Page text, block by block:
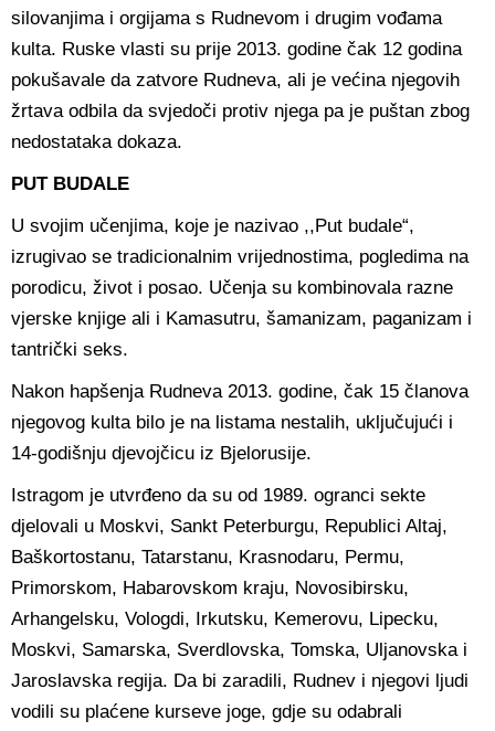
silovanjima i orgijama s Rudnevom i drugim vođama
kulta. Ruske vlasti su prije 2013. godine čak 12 godina
pokušavale da zatvore Rudneva, ali je većina njegovih
žrtava odbila da svjedoči protiv njega pa je puštan zbog
nedostataka dokaza.
PUT BUDALE
U svojim učenjima, koje je nazivao ,,Put budale“,
izrugivao se tradicionalnim vrijednostima, pogledima na
porodicu, život i posao. Učenja su kombinovala razne
vjerske knjige ali i Kamasutru, šamanizam, paganizam i
tantrički seks.
Nakon hapšenja Rudneva 2013. godine, čak 15 članova
njegovog kulta bilo je na listama nestalih, uključujući i
14-godišnju djevojčicu iz Bjelorusije.
Istragom je utvrđeno da su od 1989. ogranci sekte
djelovali u Moskvi, Sankt Peterburgu, Republici Altaj,
Baškortostanu, Tatarstanu, Krasnodaru, Permu,
Primorskom, Habarovskom kraju, Novosibirsku,
Arhangelsku, Vologdi, Irkutsku, Kemerovu, Lipecku,
Moskvi, Samarska, Sverdlovska, Tomska, Uljanovska i
Jaroslavska regija. Da bi zaradili, Rudnev i njegovi ljudi
vodili su plaćene kurseve joge, gdje su odabrali